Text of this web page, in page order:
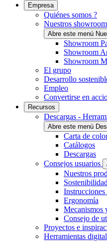
Empresa
Quiénes somos ?
Nuestros
Abre este menú
Showroom
Showroom
Showroom
El grupo
Desarrollo
Empleo
Convertirse en
Recursos
Descargas -
Abre este menú
Carta de
Catálogos
Descargas
Consejos usuarios
Nuestros
Ergonomía
Mecanismos
Consejo de
Proyectos e
Herramientas